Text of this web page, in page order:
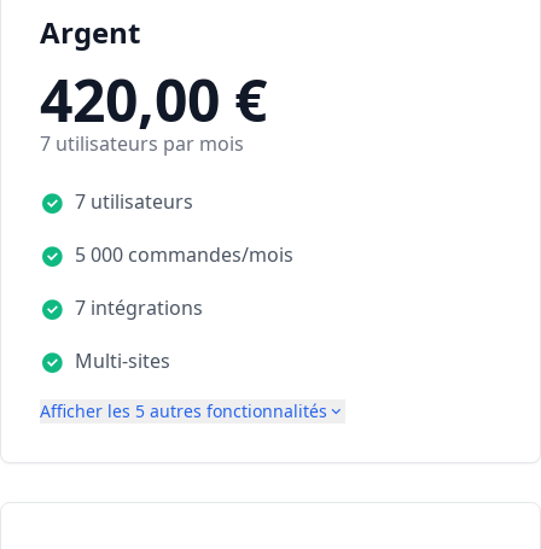
Argent
420,00 €
7 utilisateurs par mois
7 utilisateurs
5 000 commandes/mois
7 intégrations
Multi-sites
Afficher les 5 autres fonctionnalités